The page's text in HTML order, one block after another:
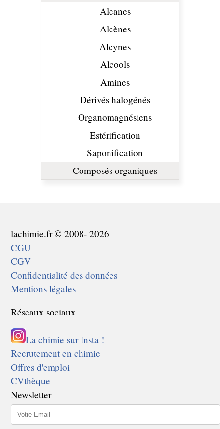
Alcanes
Alcènes
Alcynes
Alcools
Amines
Dérivés halogénés
Organomagnésiens
Estérification
Saponification
Composés organiques
lachimie.fr © 2008- 2026
CGU
CGV
Confidentialité des données
Mentions légales
Réseaux sociaux
La chimie sur Insta !
Recrutement en chimie
Offres d'emploi
CVthèque
Newsletter